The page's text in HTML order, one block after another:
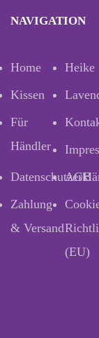
NAVIGATION
Home
Heike
Kissen
Für
Händler
AGB
Zahlung
& Versand
(EU)